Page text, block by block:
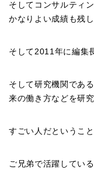
そしてコンサルティ
かなりよい成績も残
そして2011年に編集
そして研究機関である
来の働き方などを研
すごい人だというこ
ご兄弟で活躍している